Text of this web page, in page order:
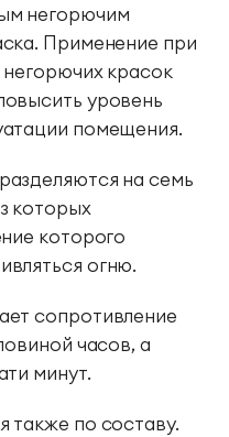
негорючим
Применение при
красок
уровень
помещения.
на семь
которых
которого
огню.
сопротивление
часов, а
минут.
также по составу.